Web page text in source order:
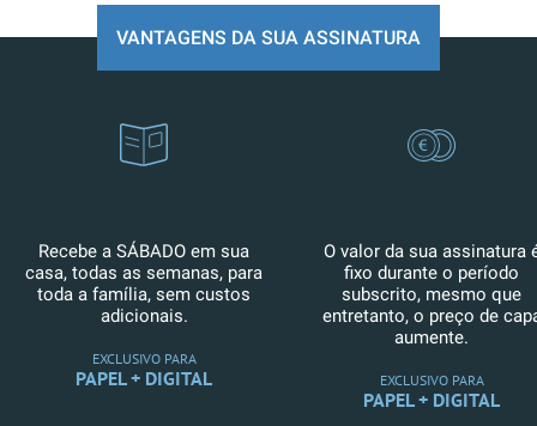
VANTAGENS DA SUA ASSINATURA
Recebe a SÁBADO em sua
casa, todas as semanas, para
toda a família, sem custos
adicionais.
EXCLUSIVO PARA
PAPEL + DIGITAL
O valor da sua assinatura
fixo durante o período
subscrito, mesmo que
entretanto, o preço de
aumente.
EXCLUSIVO PARA
PAPEL + DIGITAL